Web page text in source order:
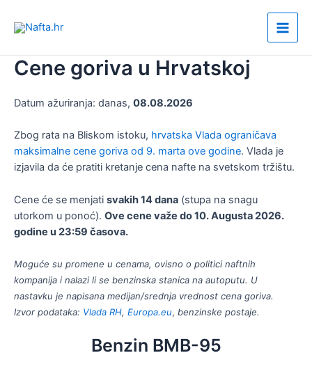
Main
Cene goriva u Hrvatskoj
Datum ažuriranja: danas, 08.08.2026
Zbog rata na Bliskom istoku, hrvatska Vlada ograničava
maksimalne cene goriva od 9. marta ove godine. Vlada je
izjavila da će pratiti kretanje cena nafte na svetskom tržištu.
Cene će se menjati svakih 14 dana (stupa na snagu
utorkom u ponoć). Ove cene važe do 10. Augusta 2026.
godine u 23:59 časova.
Moguće su promene u cenama, ovisno o politici naftnih
kompanija i nalazi li se benzinska stanica na autoputu. U
nastavku je napisana medijan/srednja vrednost cena goriva.
Izvor podataka: Vlada RH, Europa.eu, benzinske postaje.
Benzin BMB-95